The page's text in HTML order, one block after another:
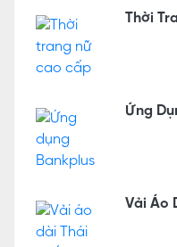
Thời
Ứng
Vải Áo